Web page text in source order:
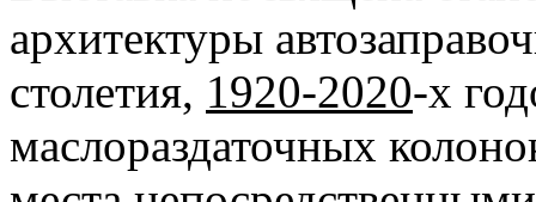
архитектуры
столетия, 1920-2020-х
маслораздаточных